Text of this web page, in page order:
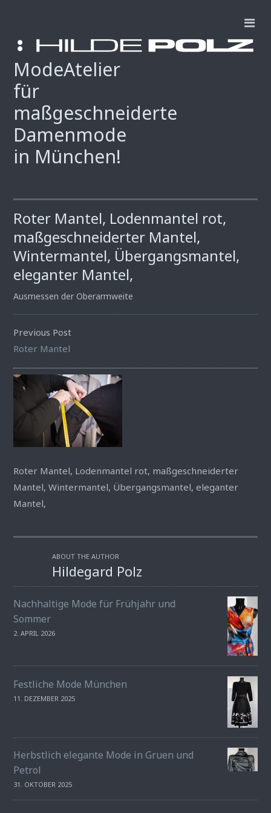
ModeAtelier
für
maßgeschneiderte
Damenmode
in München!
Roter Mantel, Lodenmantel rot,
maßgeschneiderter Mantel,
Wintermantel, Übergangsmantel,
eleganter Mantel,
Ausmessen der Oberarmweite
Previous Post
Roter Mantel
Roter Mantel, Lodenmantel rot, maßgeschneiderter
Mantel, Wintermantel, Übergangsmantel, eleganter
Mantel,
ABOUT THE AUTHOR
Hildegard Polz
Nachhaltige Mode für Frühjahr und
Sommer
2. APRIL 2026
Festliche Mode München
11. DEZEMBER 2025
Herbstlich elegante Mode in Gruen und
Petrol
31. OKTOBER 2025